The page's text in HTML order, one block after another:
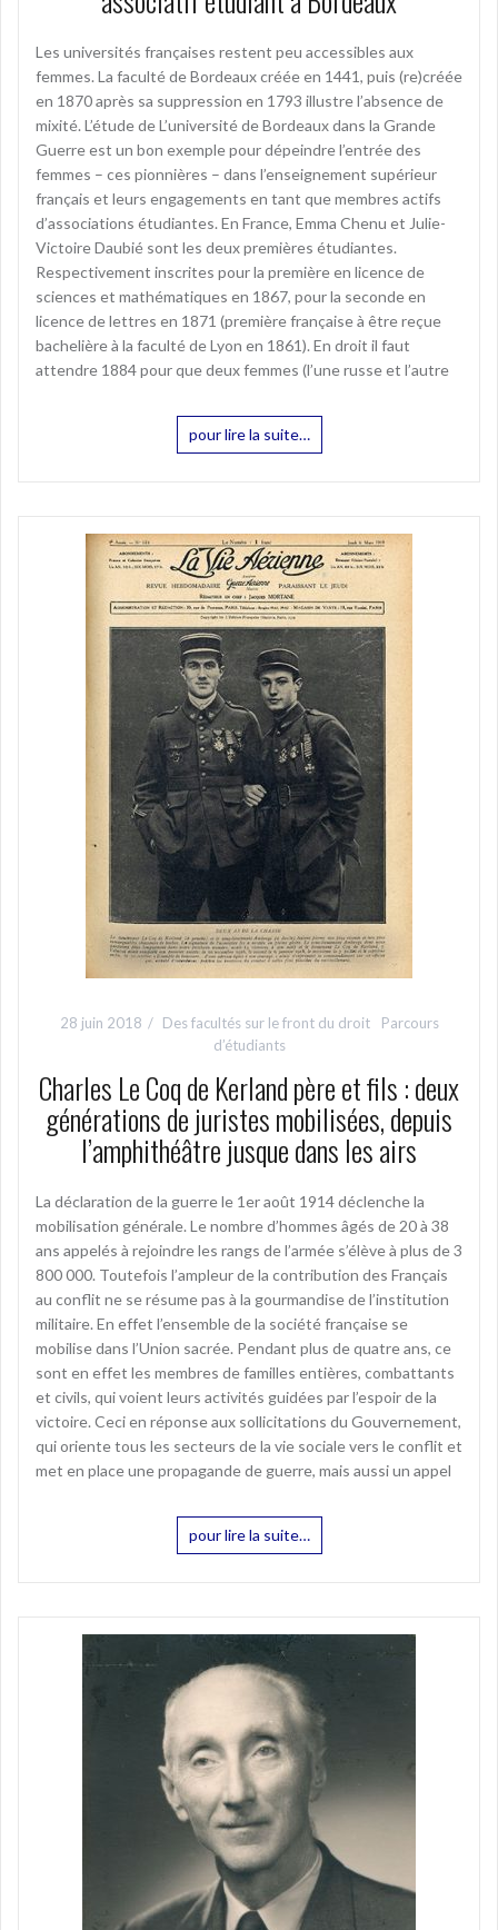
Les universités françaises restent peu accessibles aux
femmes. La faculté de Bordeaux créée en 1441, puis (re)créée
en 1870 après sa suppression en 1793 illustre l’absence de
mixité. L’étude de L’université de Bordeaux dans la Grande
Guerre est un bon exemple pour dépeindre l’entrée des
femmes – ces pionnières – dans l’enseignement supérieur
français et leurs engagements en tant que membres actifs
d’associations étudiantes. En France, Emma Chenu et Julie-
Victoire Daubié sont les deux premières étudiantes.
Respectivement inscrites pour la première en licence de
sciences et mathématiques en 1867, pour la seconde en
licence de lettres en 1871 (première française à être reçue
bachelière à la faculté de Lyon en 1861). En droit il faut
attendre 1884 pour que deux femmes (l’une russe et l’autre
pour lire la suite…
28 juin 2018 Des facultés sur le front du droit
Parcours
d’étudiants
Charles Le Coq de Kerland père et fils : deux
générations de juristes mobilisées, depuis
l’amphithéâtre jusque dans les airs
La déclaration de la guerre le 1er août 1914 déclenche la
mobilisation générale. Le nombre d’hommes âgés de 20 à 38
ans appelés à rejoindre les rangs de l’armée s’élève à plus de 3
800 000. Toutefois l’ampleur de la contribution des Français
au conflit ne se résume pas à la gourmandise de l’institution
militaire. En effet l’ensemble de la société française se
mobilise dans l’Union sacrée. Pendant plus de quatre ans, ce
sont en effet les membres de familles entières, combattants
et civils, qui voient leurs activités guidées par l’espoir de la
victoire. Ceci en réponse aux sollicitations du Gouvernement,
qui oriente tous les secteurs de la vie sociale vers le conflit et
met en place une propagande de guerre, mais aussi un appel
pour lire la suite…